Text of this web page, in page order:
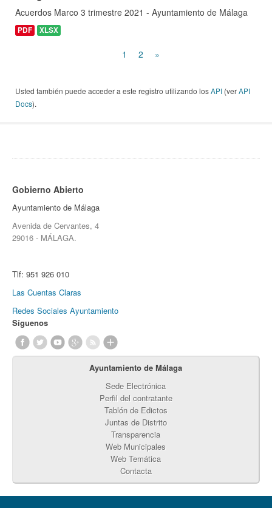
Acuerdos Marco 3 trimestre 2021 - Ayuntamiento de Málaga
PDF XLSX
1 2 »
Usted también puede acceder a este registro utilizando losAPI (verAPI
Docs).
Gobierno Abierto
Ayuntamiento de Málaga
Avenida de Cervantes, 4
29016 - MÁLAGA.
Tlf: 951 926 010
Las Cuentas Claras
Redes Sociales Ayuntamiento
Síguenos
Ayuntamiento de Málaga
Sede Electrónica
Perfil del contratante
Tablón de Edictos
Juntas de Distrito
Transparencia
Web Municipales
Web Temática
Contacta